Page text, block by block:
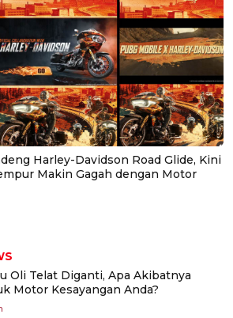
Harley-Davidson Road Glide, Kini
Makin Gagah dengan Motor
Oli Telat Diganti, Apa Akibatnya
Motor Kesayangan Anda?